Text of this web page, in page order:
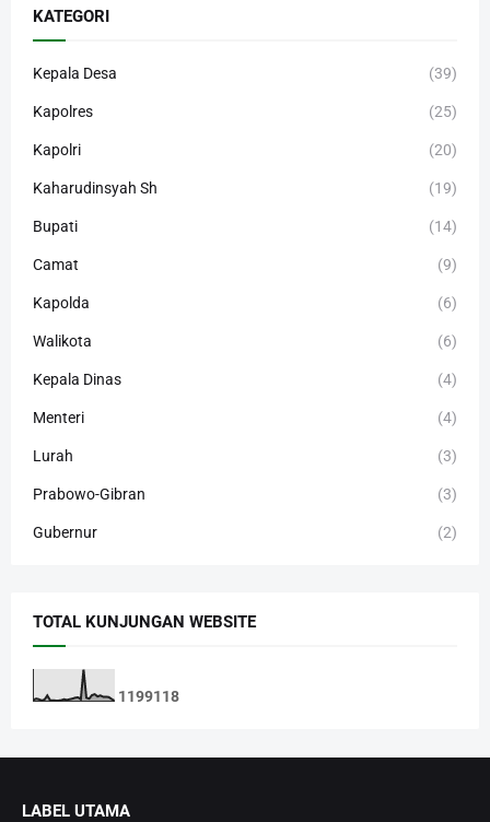
KATEGORI
Kepala Desa (39)
Kapolres (25)
Kapolri (20)
Kaharudinsyah Sh (19)
Bupati (14)
Camat (9)
Kapolda (6)
Walikota (6)
Kepala Dinas (4)
Menteri (4)
Lurah (3)
Prabowo-Gibran (3)
Gubernur (2)
TOTAL KUNJUNGAN WEBSITE
1199118
LABEL UTAMA